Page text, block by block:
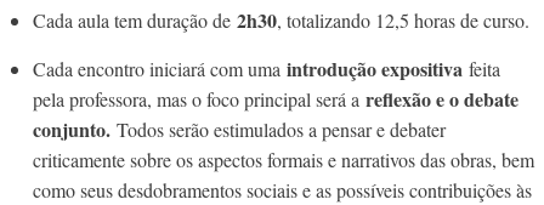
Cada aula tem duração de 2h30, totalizando 12,5 horas de curso.
Cada encontro iniciará com uma introdução expositiva feita
pela professora, mas o foco principal será a reflexão e o debate
conjunto.Todos serão estimulados a pensar e debater
criticamente sobre os aspectos formais e narrativos das obras, bem
como seus desdobramentos sociais e as possíveis contribuições às